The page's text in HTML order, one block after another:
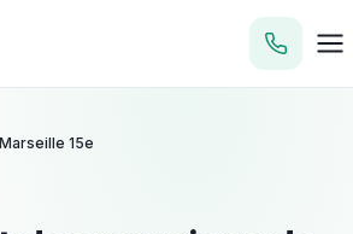
Marseille 15e